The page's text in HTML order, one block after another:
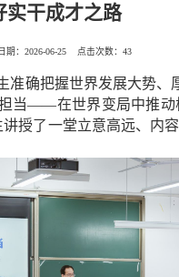
实干成才之路
期： 2026-06-25 点击次数： 43
准确把握世界发展大势、
当——在世界变局中推
授了一堂立意高远、内